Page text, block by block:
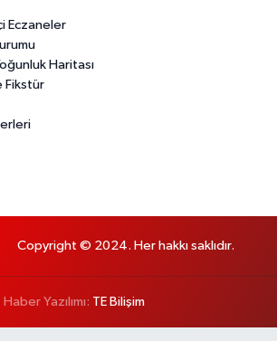
Eczaneler
Haritası
Fikstür
Copyright © 2024. Her hakkı saklıdır.
Haber Yazılımı: TE Bilişim